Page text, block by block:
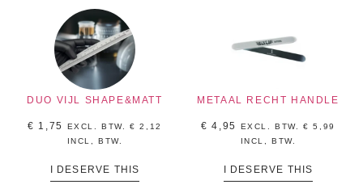
DUO VIJL SHAPE&MATT
€ 1,75 EXCL. BTW.€ 2,12
INCL, BTW.
I DESERVE THIS
METAAL RECHT HANDLE
€ 4,95 EXCL. BTW.€ 5,99
INCL, BTW.
I DESERVE THIS